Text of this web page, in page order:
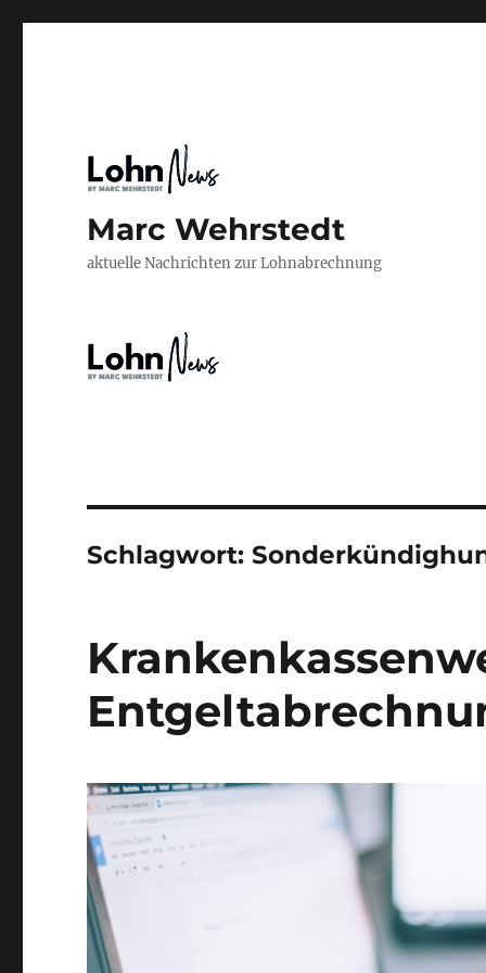
Marc Wehrstedt
aktuelle Nachrichten zur Lohnabrechnung
Schlagwort: